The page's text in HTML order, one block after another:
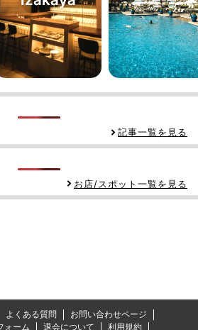
記事一覧を見る
お店/スポット一覧を見る
よくある質問
お問い合わせページ
ォーム
退会について 利用規約